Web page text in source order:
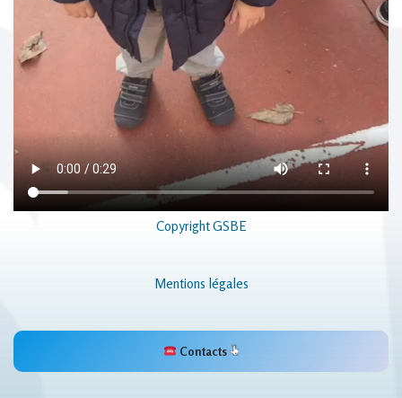
Copyright GSBE
Mentions légales
Contacts